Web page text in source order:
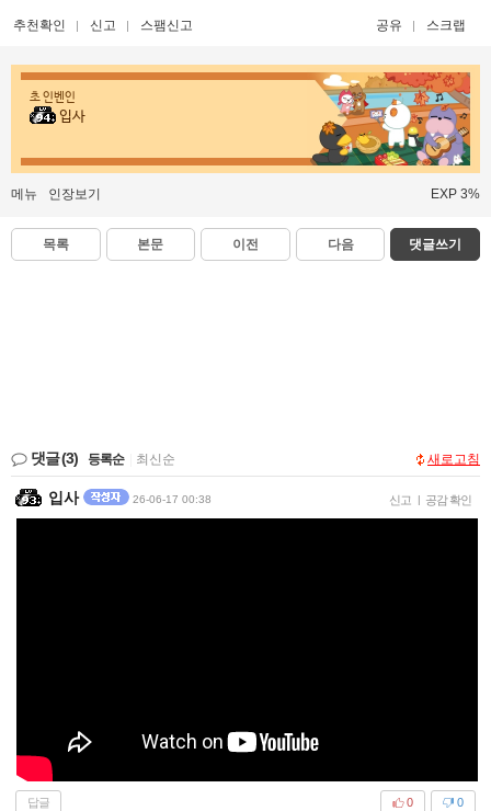
추천확인 신고 스팸신고 공유 스크랩
초 인벤인
입사
메뉴 인장보기 EXP 3%
목록 본문 이전 다음 댓글쓰기
댓글(3) 등록순 최신순 새로고침
입사 26-06-17 00:38 신고 | 공감 확인
답글 0
0